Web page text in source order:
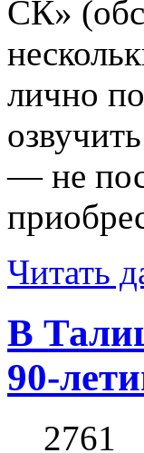
СК»
лично
— не
Читать
В
90-
2761